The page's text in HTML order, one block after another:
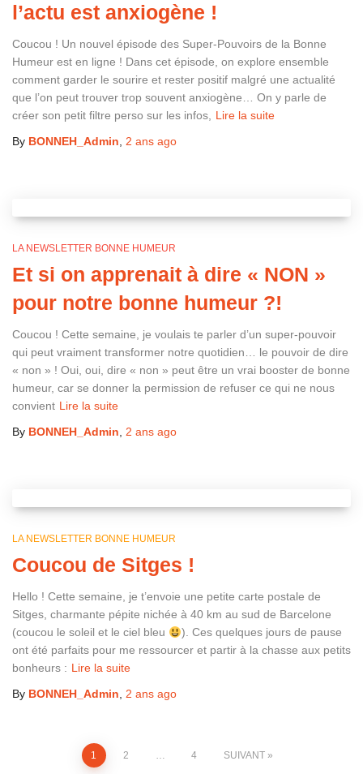
l’actu est anxiogène !
Coucou ! Un nouvel épisode des Super-Pouvoirs de la Bonne
Humeur est en ligne ! Dans cet épisode, on explore ensemble
comment garder le sourire et rester positif malgré une actualité
que l’on peut trouver trop souvent anxiogène… On y parle de
créer son petit filtre perso sur les infos, Lire la suite
By BONNEH_Admin, 2 ans ago
LA NEWSLETTER BONNE HUMEUR
Et si on apprenait à dire « NON »
pour notre bonne humeur ?!
Coucou ! Cette semaine, je voulais te parler d’un super-pouvoir
qui peut vraiment transformer notre quotidien… le pouvoir de dire
« non » ! Oui, oui, dire « non » peut être un vrai booster de bonne
humeur, car se donner la permission de refuser ce qui ne nous
convient Lire la suite
By BONNEH_Admin, 2 ans ago
LA NEWSLETTER BONNE HUMEUR
Coucou de Sitges !
Hello ! Cette semaine, je t’envoie une petite carte postale de
Sitges, charmante pépite nichée à 40 km au sud de Barcelone
(coucou le soleil et le ciel bleu
). Ces quelques jours de pause
ont été parfaits pour me ressourcer et partir à la chasse aux petits
bonheurs : Lire la suite
By BONNEH_Admin, 2 ans ago
Pagination
1 2 … 4 SUIVANT